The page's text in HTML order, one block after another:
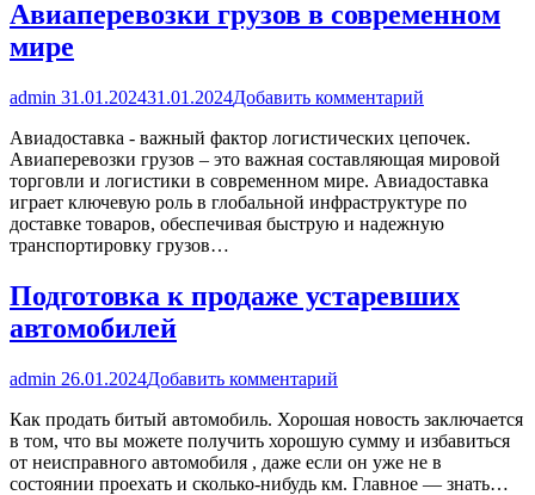
Авиаперевозки грузов в современном
мире
admin 31.01.202431.01.2024Добавить комментарий
Авиадоставка - важный фактор логистических цепочек.
Авиаперевозки грузов – это важная составляющая мировой
торговли и логистики в современном мире. Авиадоставка
играет ключевую роль в глобальной инфраструктуре по
доставке товаров, обеспечивая быструю и надежную
транспортировку грузов…
Подготовка к продаже устаревших
автомобилей
admin 26.01.2024Добавить комментарий
Как продать битый автомобиль. Хорошая новость заключается
в том, что вы можете получить хорошую сумму и избавиться
от неисправного автомобиля , даже если он уже не в
состоянии проехать и сколько-нибудь км. Главное — знать…